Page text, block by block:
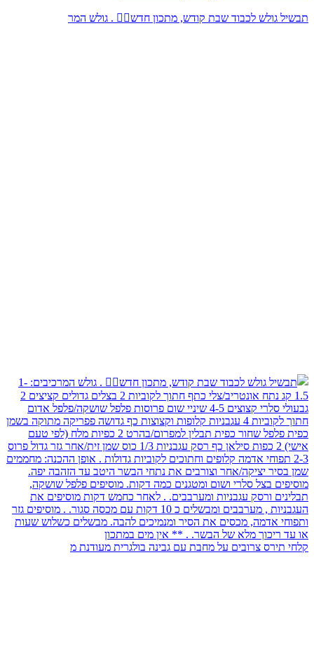
תבשיל גולש לכבוד שבת קודש, מתכון חדש👇🏻 . גולש המר
קלחי תירס צרובים על מחבת עם גבינה בולגרית מעודנת מ